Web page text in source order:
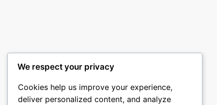
We respect your privacy
Cookies help us improve your experience,
deliver personalized content, and analyze